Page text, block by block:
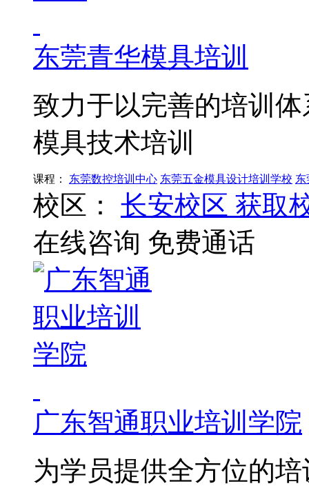
东莞青华模具培训
致力于以完善的培训
模具技术培训
课程： 东莞数控培训中心 东莞五金模具设计培训学校 东
校区： 长安校区 获取
在线咨询 免费通话
广东智通职业培训学院
为学员提供全方位的